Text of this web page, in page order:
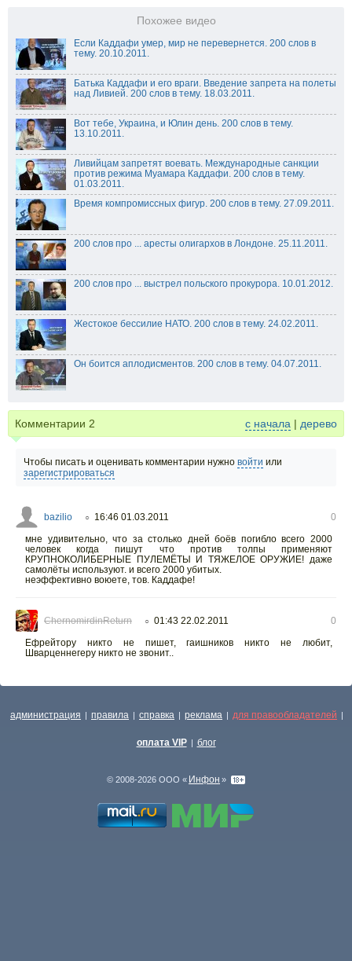
Похожее видео
Если Каддафи умер, мир не перевернется. 200 слов в
тему. 20.10.2011.
Батька Каддафи и его враги. Введение запрета на полеты
над Ливией. 200 слов в тему. 18.03.2011.
Вот тебе, Украина, и Юлин день. 200 слов в тему.
13.10.2011.
Ливийцам запретят воевать. Международные санкции
против режима Муамара Каддафи. 200 слов в тему.
01.03.2011.
Время компромиссных фигур. 200 слов в тему. 27.09.2011.
200 слов про ... аресты олигархов в Лондоне. 25.11.2011.
200 слов про ... выстрел польского прокурора. 10.01.2012.
Жестокое бессилие НАТО. 200 слов в тему. 24.02.2011.
Он боится аплодисментов. 200 слов в тему. 04.07.2011.
Комментарии 2 с начала | дерево
Чтобы писать и оценивать комментарии нужно войти или
зарегистрироваться
bazilio ○ 16:46 01.03.2011
0
мне удивительно, что за столько дней боёв погибло всего 2000
человек когда пишут что против толпы применяют
КРУПНОКОЛИБЕРНЫЕ ПУЛЕМЁТЫ И ТЯЖЕЛОЕ ОРУЖИЕ! даже
самолёты используют. и всего 2000 убитых.
неэффективно воюете, тов. Каддафе!
ChernomirdinReturn ○ 01:43 22.02.2011
0
Ефрейтору никто не пишет, гаишников никто не любит,
Шварценнегеру никто не звонит..
администрация | правила | справка | реклама | для правообладателей |
оплата VIP | блог
© 2008-2026 ООО « Инфон »